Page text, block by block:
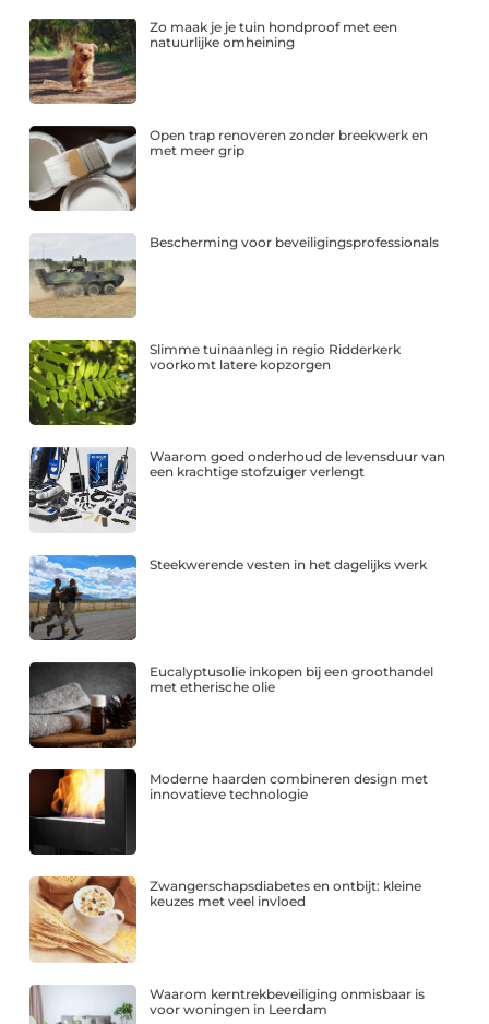
Zo maak je je tuin hondproof met een
natuurlijke omheining
Open trap renoveren zonder breekwerk en
met meer grip
Bescherming voor beveiligingsprofessionals
Slimme tuinaanleg in regio Ridderkerk
voorkomt latere kopzorgen
Waarom goed onderhoud de levensduur van
een krachtige stofzuiger verlengt
Steekwerende vesten in het dagelijks werk
Eucalyptusolie inkopen bij een groothandel
met etherische olie
Moderne haarden combineren design met
innovatieve technologie
Zwangerschapsdiabetes en ontbijt: kleine
keuzes met veel invloed
Waarom kerntrekbeveiliging onmisbaar is
voor woningen in Leerdam